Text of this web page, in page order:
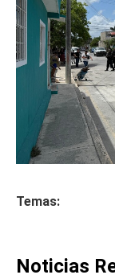
Temas:
Noticias